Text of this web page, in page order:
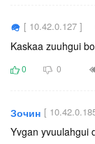
🪖 [ 10.42.0.127 ]
Kaskaa zuuhgui
0 0
Зочин [
Yvgan yvuulahgui